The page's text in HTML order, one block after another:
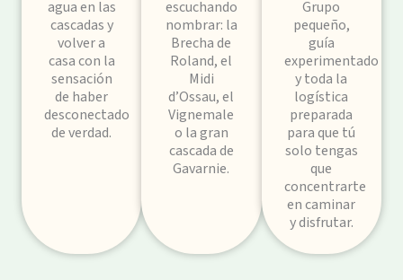
agua en las
cascadas y
volver a
casa con la
sensación
de haber
desconectado
de verdad.
escuchando
nombrar: la
Brecha de
Roland, el
Midi
d’Ossau, el
Vignemale
o la gran
cascada de
Gavarnie.
Grupo
pequeño,
guía
experimentado
y toda la
logística
preparada
para que tú
solo tengas
que
concentrarte
en caminar
y disfrutar.